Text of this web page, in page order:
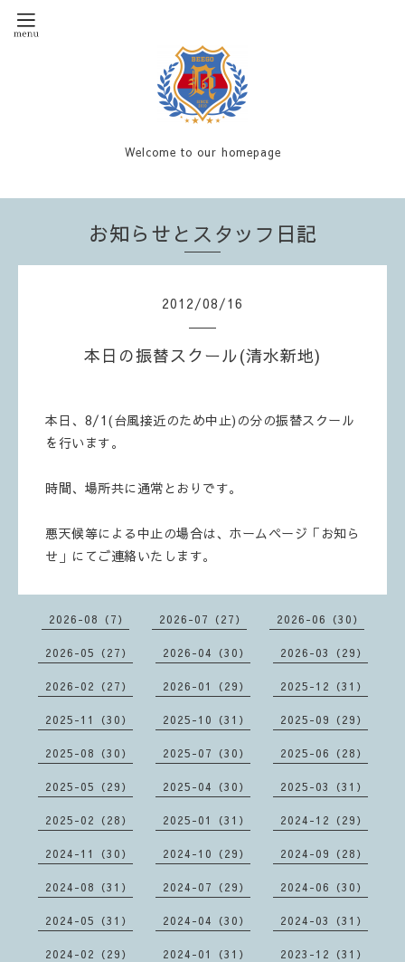
Welcome to our homepage
お知らせとスタッフ日記
2012/08/16
本日の振替スクール(清水新地)
本日、8/1(台風接近のため中止)の分の振替スクール
を行います。
時間、場所共に通常とおりです。
悪天候等による中止の場合は、ホームページ「お知ら
せ」にてご連絡いたします。
2026-08（7） 2026-07（27） 2026-06（30）
2026-05（27） 2026-04（30） 2026-03（29）
2026-02（27） 2026-01（29） 2025-12（31）
2025-11（30） 2025-10（31） 2025-09（29）
2025-08（30） 2025-07（30） 2025-06（28）
2025-05（29） 2025-04（30） 2025-03（31）
2025-02（28） 2025-01（31） 2024-12（29）
2024-11（30） 2024-10（29） 2024-09（28）
2024-08（31） 2024-07（29） 2024-06（30）
2024-05（31） 2024-04（30） 2024-03（31）
2024-02（29） 2024-01（31） 2023-12（31）